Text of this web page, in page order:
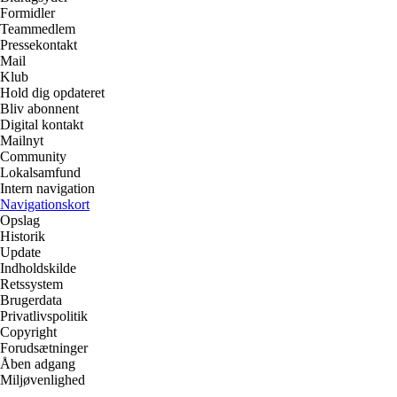
Formidler
Teammedlem
Pressekontakt
Mail
Klub
Hold dig opdateret
Bliv abonnent
Digital kontakt
Mailnyt
Community
Lokalsamfund
Intern navigation
Navigationskort
Opslag
Historik
Update
Indholdskilde
Retssystem
Brugerdata
Privatlivspolitik
Copyright
Forudsætninger
Åben adgang
Miljøvenlighed